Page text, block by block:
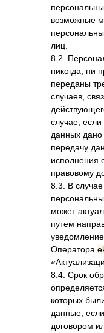
возможные
лиц.
8.2.
никогда, ни
переданы
случаев,
случае,
данных дано
передачу
исполнения
правовому
8.3. В
может
путем
Оператора
8.4. Срок
которых
данные,
договором